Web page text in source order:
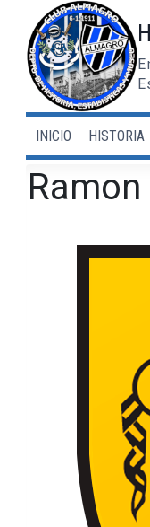
contenido
INICIO HISTORIA